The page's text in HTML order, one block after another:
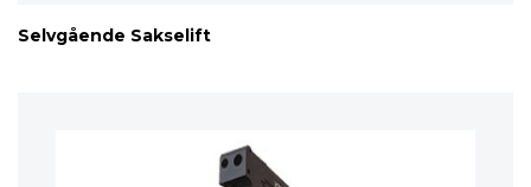
Selvgående Sakselift